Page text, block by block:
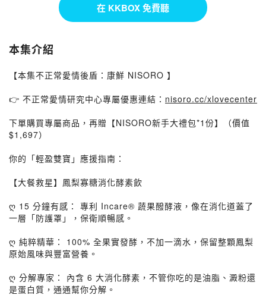
在 KKBOX 免費聽
本集介紹
【本集不正常愛情後盾：康鮮 NISORO 】
👉 不正常愛情研究中心專屬優惠連結： nisoro.cc/xlovecenter
下單購買專屬商品，再贈【NISORO新手大禮包*1份】（價值
$1,697）
你的「輕盈雙寶」應援指南：
【大餐救星】鳳梨寡糖消化酵素飲
ღ 15 分鐘有感： 專利 Incare® 蔬果醱酵液，像在消化道蓋了
一層「防護罩」，保衛順暢感。
ღ 純粹精華： 100% 全果實發酵，不加一滴水，保留整顆鳳梨
原始風味與豐富營養。
ღ 分解專家： 內含 6 大消化酵素，不管你吃的是油脂、澱粉還
是蛋白質，通通幫你分解。